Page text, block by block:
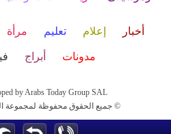
أخبار إعلام تعليم مرأة
مدونات أبراج
by Arabs Today Group SAL
جميع الحقوق محفوظة لمجموعة العرب اليوم الاعلامية 2025 ©